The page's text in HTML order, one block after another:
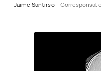
Jaime Santirso Corresponsal